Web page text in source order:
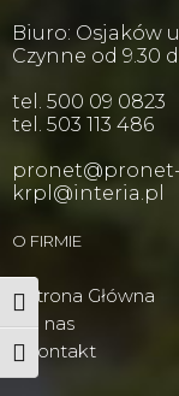
Wysoki kontrast
Powiększ tekst
Biuro: Osjaków
Czynne od 9.30
tel. 500 09 0823
tel. 503 113 486
pronet@pronet-
krpl@interia.pl
O FIRMIE
Strona Główna
O nas
Kontakt